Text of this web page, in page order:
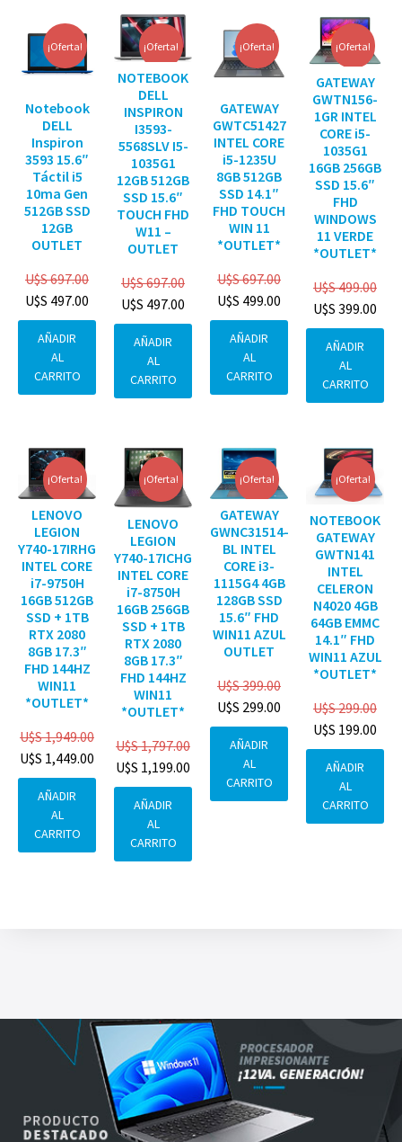
¡Oferta!
Notebook
DELL
Inspiron
3593 15.6″
Táctil i5
10ma Gen
512GB SSD
12GB
OUTLET
U$S697.00
U$S 497.00
AÑADIR
AL
CARRITO
¡Oferta!
NOTEBOOK
DELL
INSPIRON
I3593-
5568SLV I5-
1035G1
12GB 512GB
SSD 15.6″
TOUCH FHD
W11 –
OUTLET
U$S697.00
U$S 497.00
AÑADIR
AL
CARRITO
¡Oferta!
GATEWAY
GWTC51427
INTEL CORE
i5-1235U
8GB 512GB
SSD 14.1″
FHD TOUCH
WIN 11
*OUTLET*
U$S697.00
U$S 499.00
AÑADIR
AL
CARRITO
¡Oferta!
GATEWAY
GWTN156-
1GR INTEL
CORE i5-
1035G1
16GB 256GB
SSD 15.6″
FHD
WINDOWS
11 VERDE
*OUTLET*
U$S499.00
U$S 399.00
AÑADIR
AL
CARRITO
¡Oferta!
LENOVO
LEGION
Y740-17IRHG
INTEL CORE
i7-9750H
16GB 512GB
SSD + 1TB
RTX 2080
8GB 17.3″
FHD 144HZ
WIN11
*OUTLET*
U$S1,949.00
U$S 1,449.00
AÑADIR
AL
CARRITO
¡Oferta!
LENOVO
LEGION
Y740-17ICHG
INTEL CORE
i7-8750H
16GB 256GB
SSD + 1TB
RTX 2080
8GB 17.3″
FHD 144HZ
WIN11
*OUTLET*
U$S1,797.00
U$S 1,199.00
AÑADIR
AL
CARRITO
¡Oferta!
GATEWAY
GWNC31514-
BL INTEL
CORE i3-
1115G4 4GB
128GB SSD
15.6″ FHD
WIN11 AZUL
OUTLET
U$S399.00
U$S 299.00
AÑADIR
AL
CARRITO
¡Oferta!
NOTEBOOK
GATEWAY
GWTN141
INTEL
CELERON
N4020 4GB
64GB EMMC
14.1″ FHD
WIN11 AZUL
*OUTLET*
U$S299.00
U$S 199.00
AÑADIR
AL
CARRITO